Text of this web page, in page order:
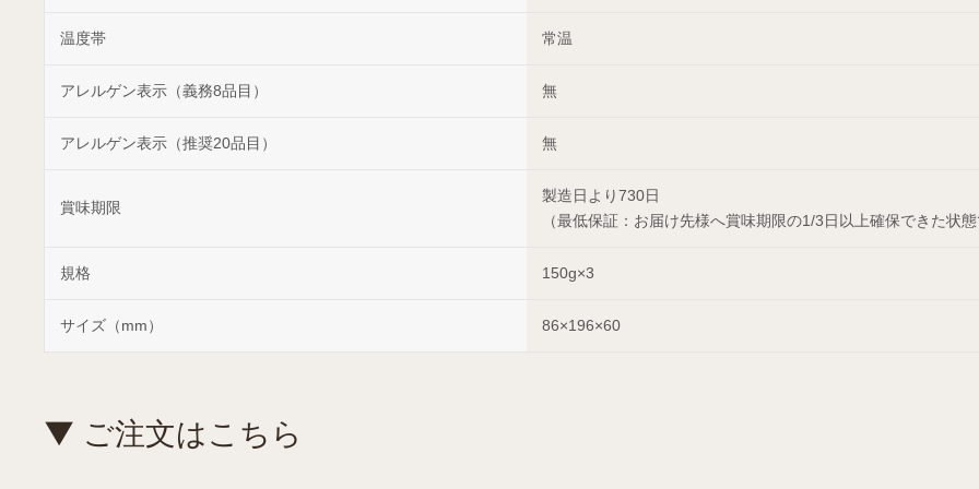
温度帯 常温
アレルゲン表示（義務8品目） 無
アレルゲン表示（推奨20品目） 無
賞味期限
製造日より730日
（最低保証：お届け先様へ賞味期限の1/3日以上確保できた状態
規格 150g×3
サイズ（mm） 86×196×60
▼ ご注文はこちら